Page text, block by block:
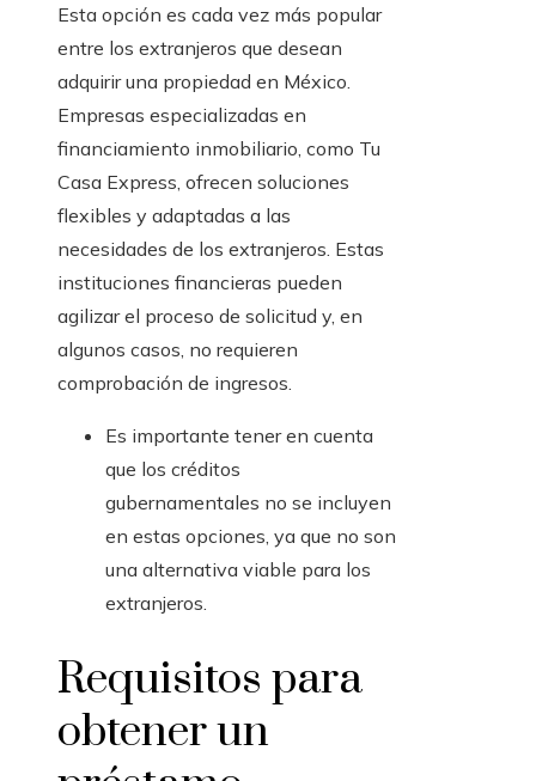
Esta opción es cada vez más popular
entre los extranjeros que desean
adquirir una propiedad en México.
Empresas especializadas en
financiamiento inmobiliario, como Tu
Casa Express, ofrecen soluciones
flexibles y adaptadas a las
necesidades de los extranjeros. Estas
instituciones financieras pueden
agilizar el proceso de solicitud y, en
algunos casos, no requieren
comprobación de ingresos.
Es importante tener en cuenta
que los créditos
gubernamentales no se incluyen
en estas opciones, ya que no son
una alternativa viable para los
extranjeros.
Requisitos para
obtener un